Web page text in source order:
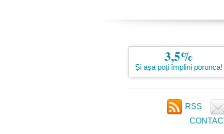
3,5%
Și așa poți împlini porunca!
RSS